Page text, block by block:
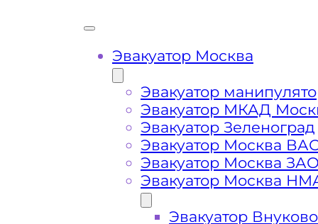
Буксировка автомобиля из
Эвакуатор Москва
Эвакуатор
Эвакуатор МКАД
Эвакуатор Зеленоград
Эвакуатор Москва
Эвакуатор Москва
Эвакуатор Москва
Эвакуатор Внуково